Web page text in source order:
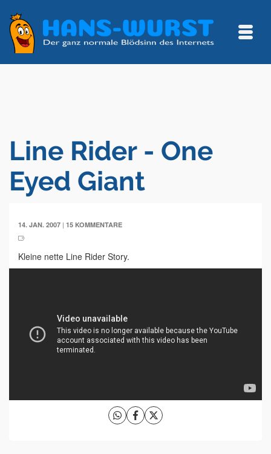
Line Rider - One
Eyed Giant
14. JAN. 2007 | 15 KOMMENTARE
Kleine nette Line Rider Story.